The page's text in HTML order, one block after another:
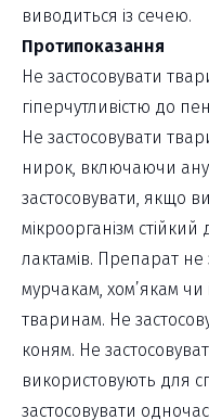
виводиться із сечею.
Протипоказання
Не застосовувати
гіперчутливістю до
Не застосовувати
нирок, включаючи
застосовувати, якщо
мікроорганізм стійкий
лактамів. Препарат не
мурчакам, хом’якам
тваринам. Не
коням. Не
використовують для
застосовувати